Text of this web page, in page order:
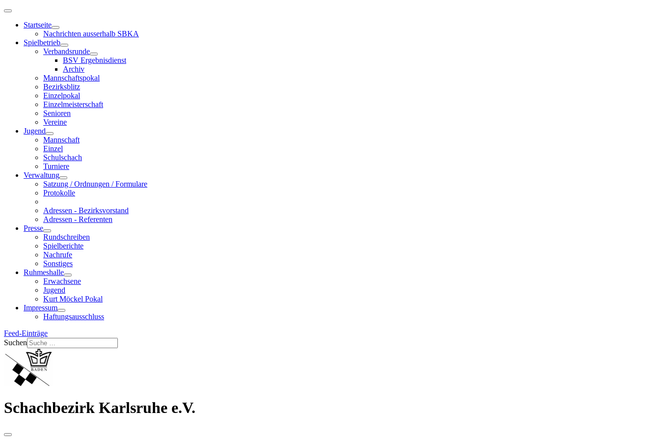
Startseite
Nachrichten ausserhalb SBKA
Spielbetrieb
Verbandsrunde
BSV Ergebnisdienst
Archiv
Mannschaftspokal
Bezirksblitz
Einzelpokal
Einzelmeisterschaft
Senioren
Vereine
Jugend
Mannschaft
Einzel
Schulschach
Turniere
Verwaltung
Satzung / Ordnungen / Formulare
Protokolle
Adressen - Bezirksvorstand
Adressen - Referenten
Presse
Rundschreiben
Spielberichte
Nachrufe
Sonstiges
Ruhmeshalle
Erwachsene
Jugend
Kurt Möckel Pokal
Impressum
Haftungsausschluss
Feed-Einträge
Suchen
Schachbezirk Karlsruhe e.V.